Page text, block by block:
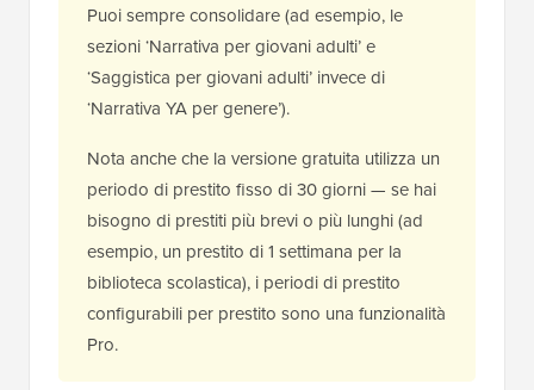
Puoi sempre consolidare (ad esempio, le
sezioni ‘Narrativa per giovani adulti’ e
‘Saggistica per giovani adulti’ invece di
‘Narrativa YA per genere’).
Nota anche che la versione gratuita utilizza un
periodo di prestito fisso di 30 giorni — se hai
bisogno di prestiti più brevi o più lunghi (ad
esempio, un prestito di 1 settimana per la
biblioteca scolastica), i periodi di prestito
configurabili per prestito sono una funzionalità
Pro.